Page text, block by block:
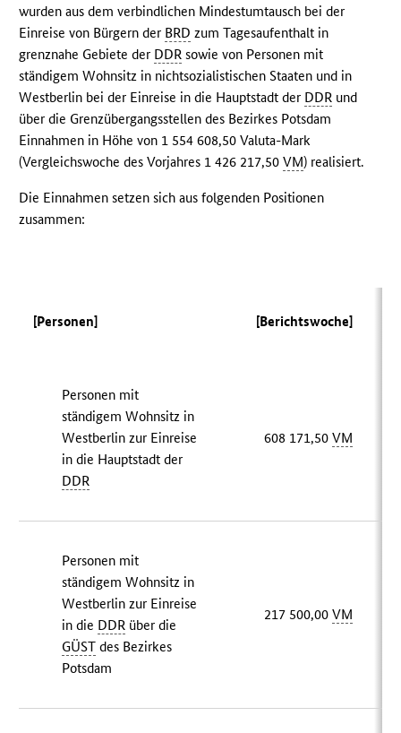
wurden aus dem verbindlichen Mindestumtausch bei der
Einreise von Bürgern der BRD zum Tagesaufenthalt in
grenznahe Gebiete der DDR sowie von Personen mit
ständigem Wohnsitz in nichtsozialistischen Staaten und in
Westberlin bei der Einreise in die Hauptstadt der DDR und
über die Grenzübergangsstellen des Bezirkes Potsdam
Einnahmen in Höhe von 1 554 608,50 Valuta-Mark
(Vergleichswoche des Vorjahres 1 426 217,50VM) realisiert.
Die Einnahmen setzen sich aus folgenden Positionen
zusammen:
[Personen] [Berichtswoche]
Personen mit
ständigem Wohnsitz in
Westberlin zur Einreise
in die Hauptstadt der
DDR
608 171,50VM
Personen mit
ständigem Wohnsitz in
Westberlin zur Einreise
in die DDR über die
GÜST des Bezirkes
Potsdam
217 500,00VM